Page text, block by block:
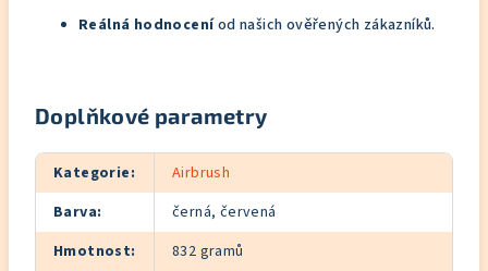
Reálná hodnoceníod našich ověřených zákazníků.
Doplňkové parametry
Kategorie:
Airbrush
Barva:
černá, červená
Hmotnost: 832 gramů